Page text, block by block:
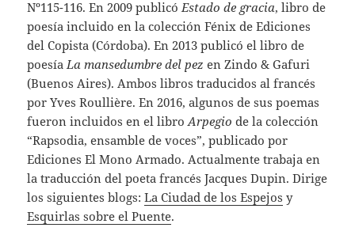
Nº115-116. En 2009 publicó Estado de gracia, libro de
poesía incluido en la colección Fénix de Ediciones
del Copista (Córdoba). En 2013 publicó el libro de
poesíaLa mansedumbre del pez en Zindo & Gafuri
(Buenos Aires). Ambos libros traducidos al francés
por Yves Roullière. En 2016, algunos de sus poemas
fueron incluidos en el libroArpegio de la colección
“Rapsodia, ensamble de voces”, publicado por
Ediciones El Mono Armado. Actualmente trabaja en
la traducción del poeta francés Jacques Dupin. Dirige
los siguientes blogs:La Ciudad de los Espejos y
Esquirlas sobre el Puente.